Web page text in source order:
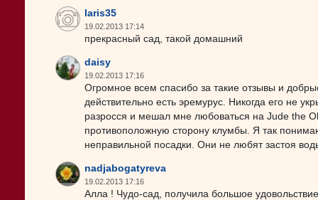
laris35
19.02.2013 17:14
прекрасный сад, такой домашний
daisy
19.02.2013 17:16
Огромное всем спасибо за такие отзывы и
действительно есть эремурус. Никогда его не
разросся и мешал мне любоваться на Jude the
противоположную сторону клумбы. Я так
неправильной посадки. Они не любят застоя
nadjabogatyreva
19.02.2013 17:16
Алла ! Чудо-сад, получила большое